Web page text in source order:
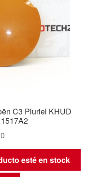
C3 Pluriel KHUD
esté en stock